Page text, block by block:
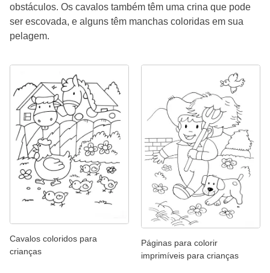
obstáculos. Os cavalos também têm uma crina que pode
ser escovada, e alguns têm manchas coloridas em sua
pelagem.
Cavalos coloridos para
crianças
Páginas para colorir
imprimíveis para crianças